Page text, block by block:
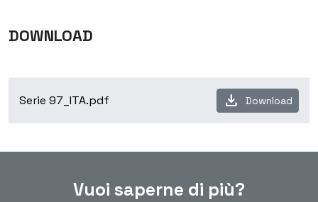
DOWNLOAD
Serie 97_ITA.pdf download Download
Vuoi saperne di più?